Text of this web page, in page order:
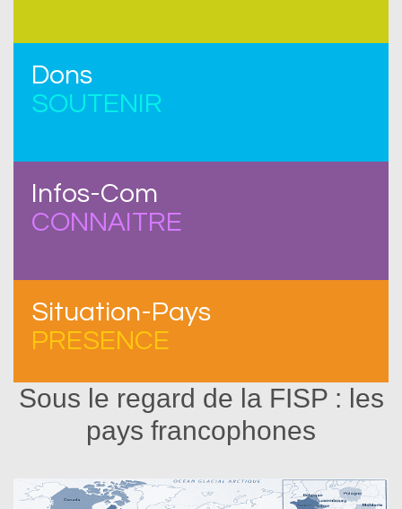
Dons
SOUTENIR
Infos-Com
CONNAITRE
Situation-Pays
PRESENCE
Sous le regard de la FISP : les
pays francophones